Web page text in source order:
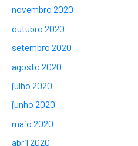
novembro 2020
outubro 2020
setembro 2020
agosto 2020
julho 2020
junho 2020
maio 2020
abril 2020